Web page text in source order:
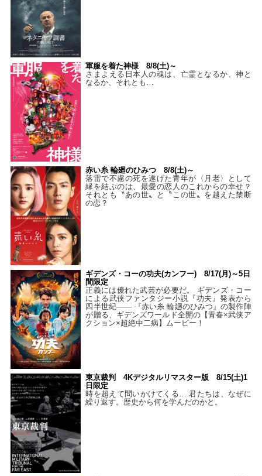
軍服を着た神様 8/8(土)～
さまよえる日本人の魂は、亡霊となるか、神と
なるか、それとも…
赤い糸 輪廻のひみつ 8/8(土)～
落雷で不慮の死を遂げた青年が〈月老〉として
縁を結ぶのは、最愛の恋人のこれからの幸せ？
それとも〝あの世〟と〝この世〟を越えた禁断
の恋？
ギデンズ・コーの功夫(カンフー) 8/17(月)～5日
間限定
正義には優れた武芸が必要だ。 ギデンズ・コー
による武侠ファンタジー小説『功夫』発表から
四半世紀―― 『赤い糸 輪廻のひみつ』の製作陣
が贈る、ギデンズワールド全開の【青春×武侠ア
クション×超絶中二病】ムービー！
東京裁判 4Kデジタルリマスター版 8/15(土)1
日限定
時を超えて問いかけてくる… 君たちは、なぜに
繰り返す。歴史から何を学んだのかと。